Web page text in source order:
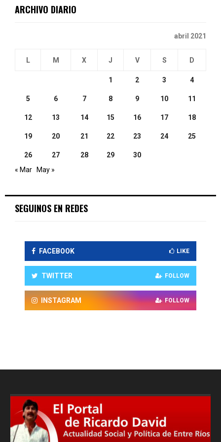
ARCHIVO DIARIO
abril 2021
L M X J V S D
1 2 3 4
5 6 7 8 9 10 11
12 13 14 15 16 17 18
19 20 21 22 23 24 25
26 27 28 29
30
« Mar
May »
SEGUINOS EN REDES
FACEBOOK LIKE
TWITTER FOLLOW
INSTAGRAM FOLLOW